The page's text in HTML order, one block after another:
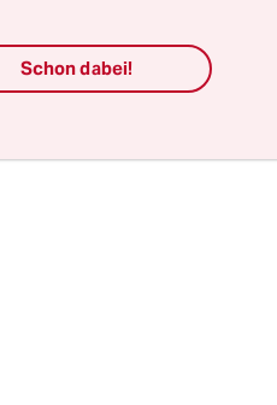
Klar
Schon dabei!